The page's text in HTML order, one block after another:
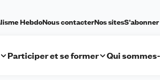
HebdoNous contacterNos sites
Participer et se former Qui